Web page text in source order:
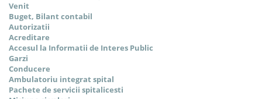
Venit
Buget, Bilant contabil
Autorizatii
Acreditare
Accesul la Informatii de Interes Public
Garzi
Conducere
Ambulatoriu integrat spital
Pachete de servicii spitalicesti